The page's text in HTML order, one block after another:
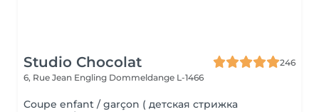
Studio Chocolat
246
6, Rue Jean Engling Dommeldange L-1466
Coupe enfant / garçon ( детская стрижка